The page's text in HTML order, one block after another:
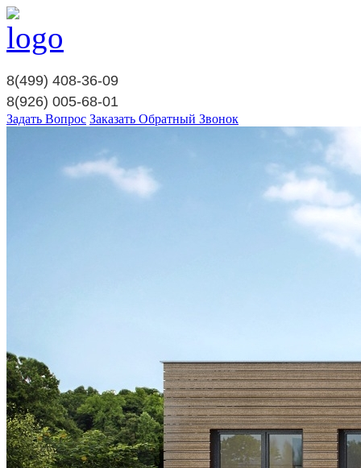
8(499) 408-36-09
8(926) 005-68-01
Задать Вопрос Заказать Обратный Звонок